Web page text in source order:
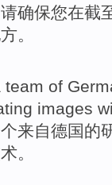
请确保您在截
。
team of
images
个来自德国的
。